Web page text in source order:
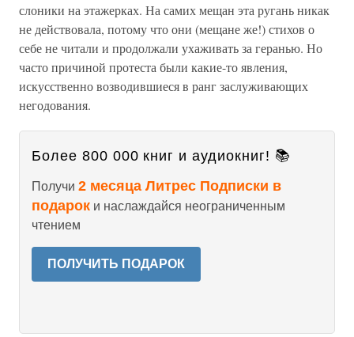
слоники на этажерках. На самих мещан эта ругань никак
не действовала, потому что они (мещане же!) стихов о
себе не читали и продолжали ухаживать за геранью. Но
часто причиной протеста были какие-то явления,
искусственно возводившиеся в ранг заслуживающих
негодования.
Более 800 000 книг и аудиокниг! 📚
Получи 2 месяца Литрес Подписки в
подарок и наслаждайся неограниченным
чтением
ПОЛУЧИТЬ ПОДАРОК